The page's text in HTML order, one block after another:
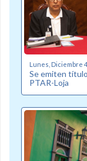
Lunes, Diciembre
Se emiten
PTAR-Loja